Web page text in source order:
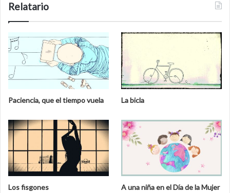
Relatario
Paciencia, que el tiempo vuela La bicla
Los fisgones A una niña en el Día de la Mujer